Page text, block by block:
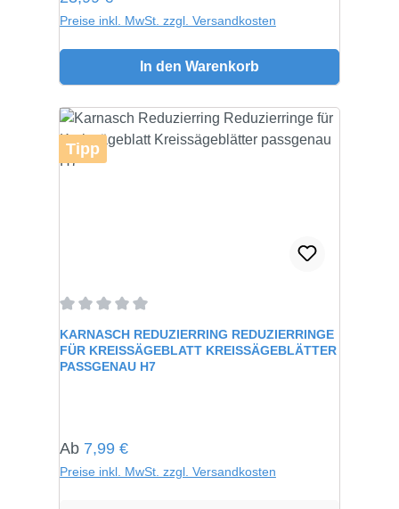
Preise inkl. MwSt. zzgl. Versandkosten
In den Warenkorb
Tipp
KARNASCH REDUZIERRING REDUZIERRINGE
FÜR KREISSÄGEBLATT KREISSÄGEBLÄTTER
PASSGENAU H7
Regulärer Preis:
Ab 7,99 €
Preise inkl. MwSt. zzgl. Versandkosten